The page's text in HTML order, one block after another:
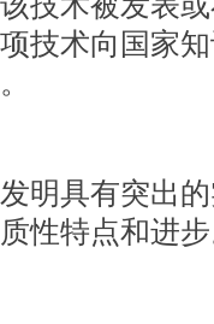
技术向国家
明具有突出
性特点和进